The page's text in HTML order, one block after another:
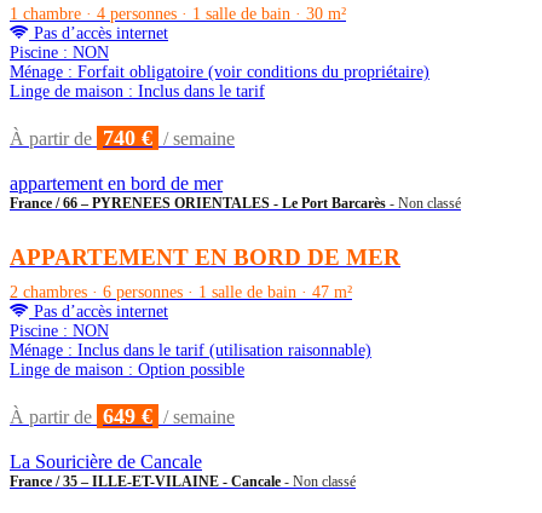
1 chambre · 4 personnes · 1 salle de bain · 30 m²
Pas d’accès internet
Piscine : NON
Ménage : Forfait obligatoire (voir conditions du propriétaire)
Linge de maison : Inclus dans le tarif
À partir de 740 € / semaine
appartement en bord de mer
France / 66 – PYRENEES ORIENTALES - Le Port Barcarès - Non classé
APPARTEMENT EN BORD DE MER
2 chambres · 6 personnes · 1 salle de bain · 47 m²
Pas d’accès internet
Piscine : NON
Ménage : Inclus dans le tarif (utilisation raisonnable)
Linge de maison : Option possible
À partir de 649 € / semaine
La Souricière de Cancale
France / 35 – ILLE-ET-VILAINE - Cancale - Non classé